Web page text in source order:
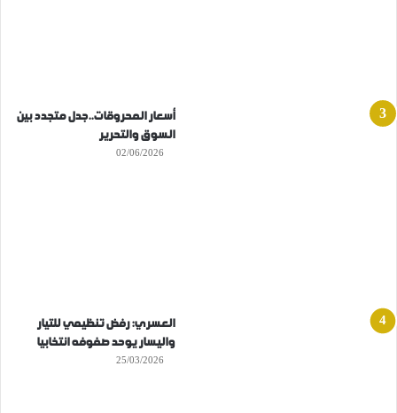
أسعار المحروقات..جدل متجدد بين
السوق والتحرير
02/06/2026
العسري: رفض تنظيمي للتيار
واليسار يوحد صفوفه انتخابيا
25/03/2026